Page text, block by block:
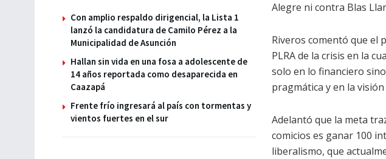
Con amplio respaldo dirigencial, la Lista 1
lanzó la candidatura de Camilo Pérez a la
Municipalidad de Asunción
Hallan sin vida en una fosa a adolescente de
14 años reportada como desaparecida en
Caazapá
Frente frío ingresará al país con tormentas y
vientos fuertes en el sur
Alegre ni contra Blas
Riveros comentó que el
PLRA de la crisis en la
solo en lo financiero
pragmática y en la
Adelantó que la meta
comicios es ganar 100
liberalismo, que